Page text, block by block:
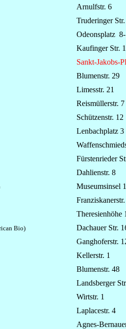
Arnulfstr. 6
Truderinger
Odeonsplatz
Kaufinger Str.
Sankt-Jakobs-
Blumenstr. 29
Limesstr. 21
Reismüllerstr. 7
Schützenstr. 12
Lenbachplatz 3
Fürstenrieder
Dahlienstr. 8
Museumsinsel 1
Theresienhöhe
Bio) Dachauer Str.
Ganghoferstr.
Kellerstr. 1
Blumenstr. 48
Landsberger
Wirtstr. 1
Laplacestr. 4
Agnes-